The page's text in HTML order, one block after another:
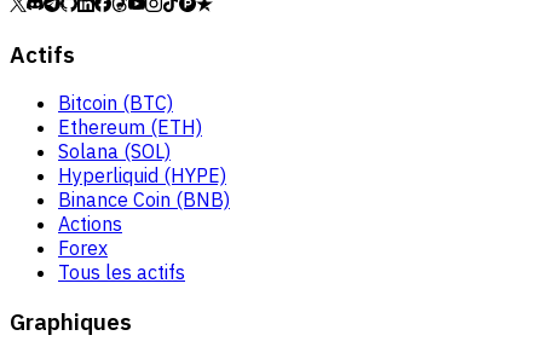
Actifs
Bitcoin (BTC)
Ethereum (ETH)
Solana (SOL)
Hyperliquid (HYPE)
Binance Coin (BNB)
Actions
Forex
Tous les actifs
Graphiques